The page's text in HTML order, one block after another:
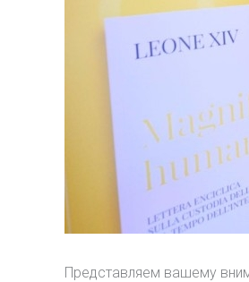
Представляем вашему